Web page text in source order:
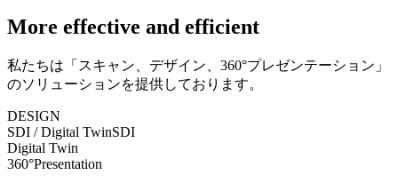
More effective and efficient
私たちは「スキャン、デザイン、360°プレゼンテーション」
のソリューションを提供しております。
DESIGN
SDI / Digital TwinSDI
Digital Twin
360°Presentation